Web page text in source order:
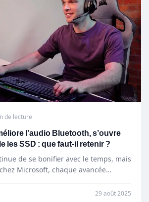
✕
de lecture
l’audio Bluetooth, s’ouvre
les SSD : que faut-il retenir ?
de se bonifier avec le temps, mais
Microsoft, chaque avancée
29 août 2025